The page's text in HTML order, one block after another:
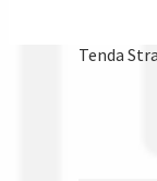
Tenda